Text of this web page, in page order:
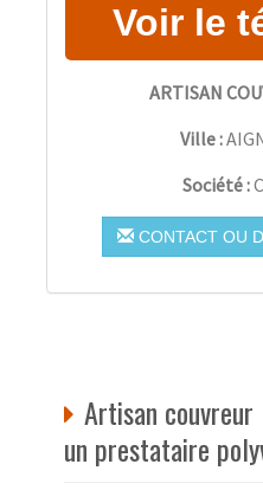
ARTISAN
Ville :
Société :
CONTACT OU
Artisan couvreur
un prestataire